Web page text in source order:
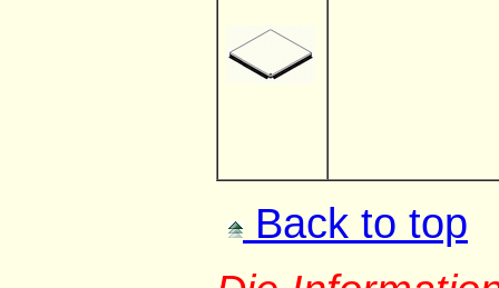
Back to top